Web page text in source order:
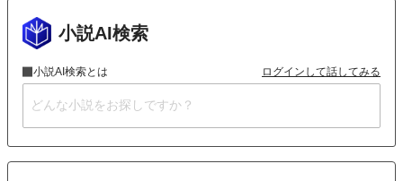
小説AI検索
小説AI検索とは ログインして話してみる